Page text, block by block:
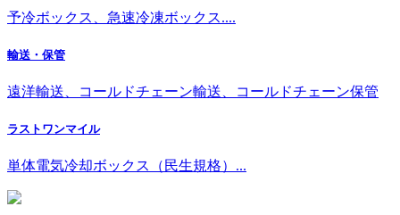
予冷ボックス、急速冷凍ボックス....
輸送・保管
遠洋輸送、コールドチェーン輸送、コールドチェーン保管
ラストワンマイル
単体電気冷却ボックス（民生規格）...